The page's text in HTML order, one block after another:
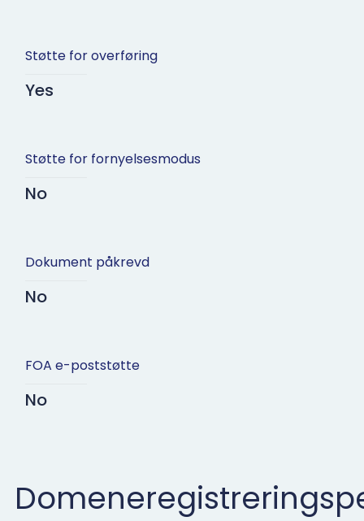
Støtte for overføring
Yes
Støtte for fornyelsesmodus
No
Dokument påkrevd
No
FOA e-poststøtte
No